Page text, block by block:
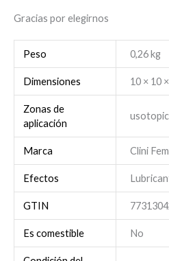
Gracias por elegirnos
Peso 0,26 kg
Dimensiones 10 × 10
Zonas de
aplicación
Marca Clini Fem
Efectos
GTIN
Es comestible No